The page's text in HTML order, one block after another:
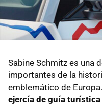
Sabine Schmitz es una
importantes de la
emblemático de
ejercía de guía